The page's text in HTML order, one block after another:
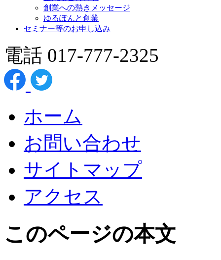
創業への熱きメッセージ
ゆるぽんと創業
セミナー等のお申し込み
電話 017-777-2325
ホーム
お問い合わせ
サイトマップ
アクセス
このページの本文